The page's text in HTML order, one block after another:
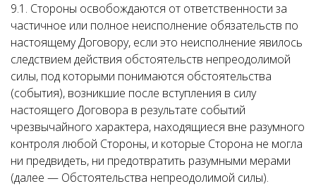
9.1. Стороны освобождаются от ответственности за
частичное или полное неисполнение обязательств по
настоящему Договору, если это неисполнение явилось
следствием действия обстоятельств непреодолимой
силы, под которыми понимаются обстоятельства
(события), возникшие после вступления в силу
настоящего Договора в результате событий
чрезвычайного характера, находящиеся вне разумного
контроля любой Стороны, и которые Сторона не могла
ни предвидеть, ни предотвратить разумными мерами
(далее — Обстоятельства непреодолимой силы).